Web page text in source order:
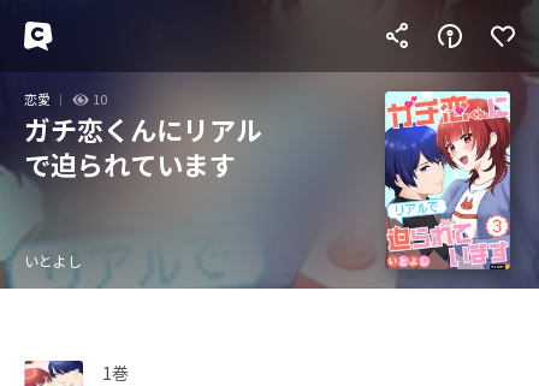
恋愛 10
ガチ恋くんにリアル
で迫られています
いとよし
1巻